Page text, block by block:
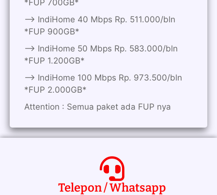
*FUP 700GB*
——> IndiHome 40 Mbps Rp. 511.000/bln
*FUP 900GB*
——> IndiHome 50 Mbps Rp. 583.000/bln
*FUP 1.200GB*
——> IndiHome 100 Mbps Rp. 973.500/bln
*FUP 2.000GB*
Attention : Semua paket ada FUP nya
Telepon / Whatsapp